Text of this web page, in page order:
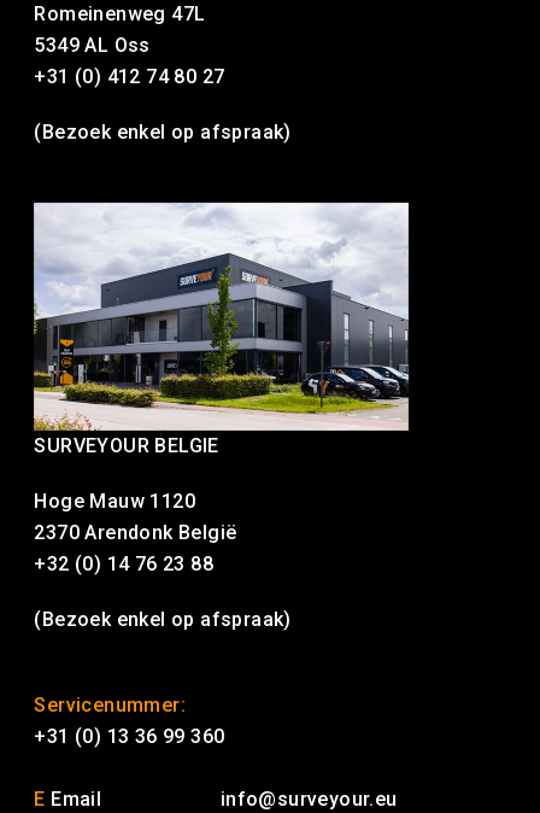
Romeinenweg 47L
5349 AL Oss
+31 (0) 412 74 80 27
(Bezoek enkel op afspraak)
SURVEYOUR BELGIE
Hoge Mauw 1120
2370 Arendonk België
+32 (0) 14 76 23 88
(Bezoek enkel op afspraak)
Servicenummer:
+31 (0) 13 36 99 360
E Email info@surveyour.eu